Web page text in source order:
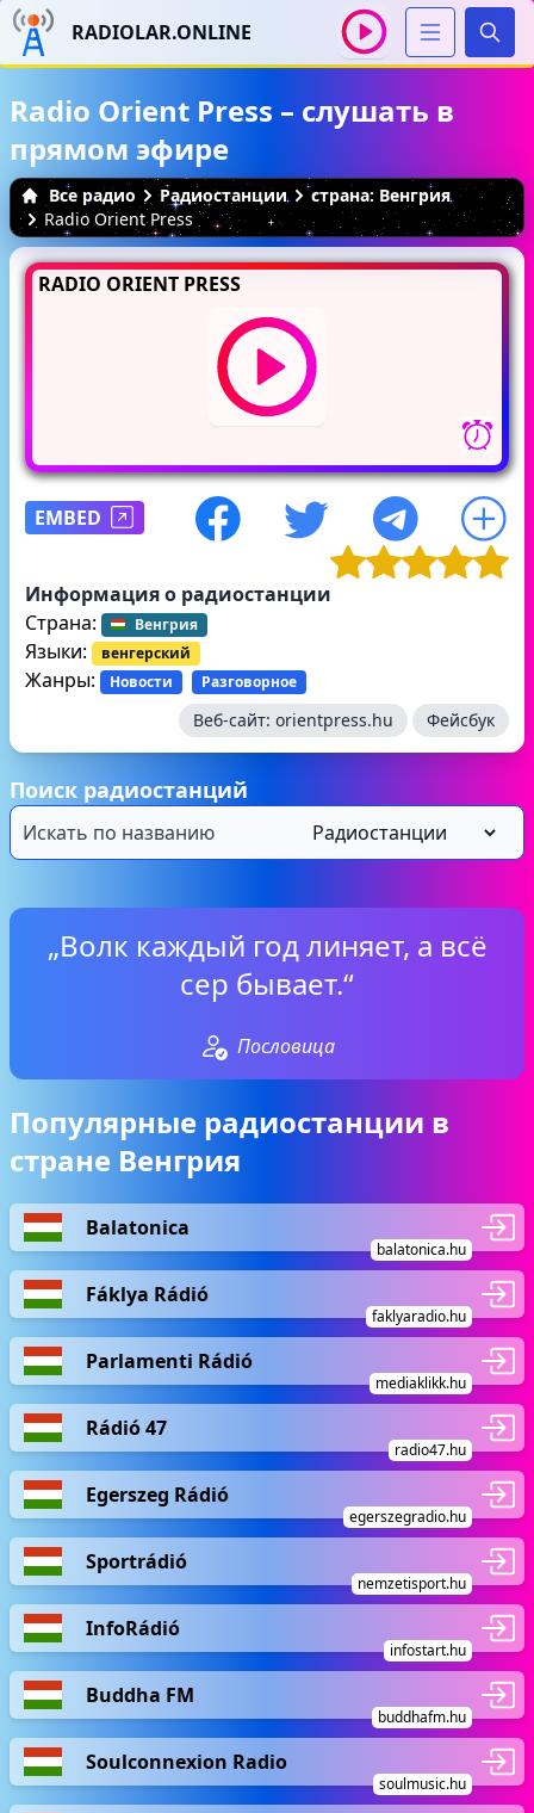
RADIOLAR.ONLINE
Radio Orient Press – слушать в
прямом эфире
Все радио Радиостанции
страна: Венгрия
Radio Orient Press
RADIO ORIENT PRESS
EMBED
Информация о радиостанции
Страна:
Венгрия
Языки: венгерский
Жанры: Новости Разговорное
Веб-сайт: orientpress.hu Фейсбук
Поиск радиостанций
„Волк каждый год линяет, а всё
сер бывает.“
Пословица
Популярные радиостанции в
стране Венгрия
Balatonica
balatonica.hu
Fáklya Rádió
faklyaradio.hu
Parlamenti Rádió
mediaklikk.hu
Rádió 47
radio47.hu
Egerszeg Rádió
egerszegradio.hu
Sportrádió
nemzetisport.hu
InfoRádió
infostart.hu
Buddha FM
buddhafm.hu
Soulconnexion Radio
soulmusic.hu